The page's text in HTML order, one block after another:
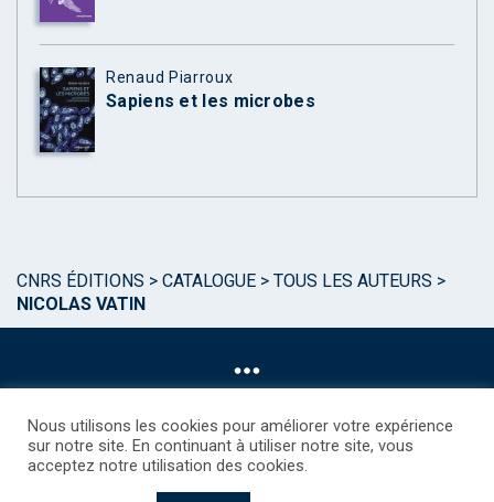
Renaud Piarroux
Sapiens et les microbes
CNRS ÉDITIONS > CATALOGUE > TOUS LES AUTEURS >
NICOLAS VATIN
©CNRS EDITIONS 2025
Nous utilisons les cookies pour améliorer votre expérience
sur notre site. En continuant à utiliser notre site, vous
acceptez notre utilisation des cookies.